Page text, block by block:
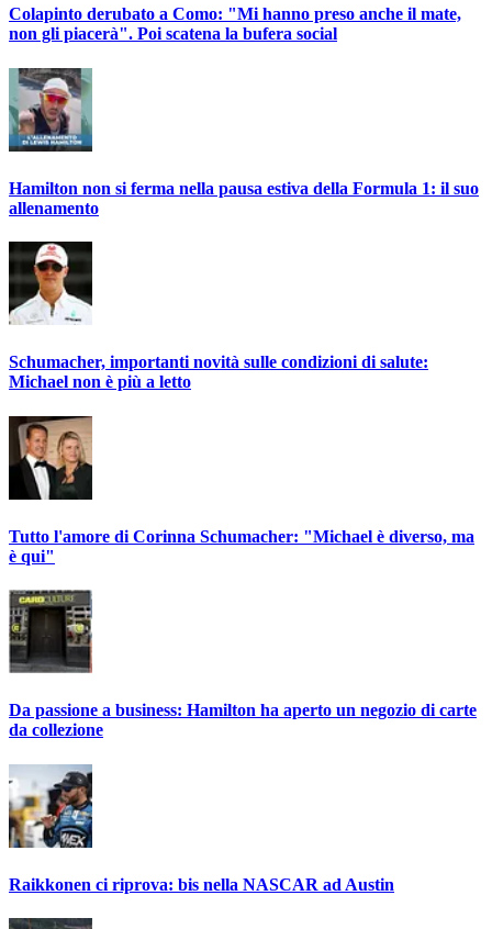
Colapinto derubato a Como: "Mi hanno preso anche il mate,
non gli piacerà". Poi scatena la bufera social
Hamilton non si ferma nella pausa estiva della Formula 1: il suo
allenamento
Schumacher, importanti novità sulle condizioni di salute:
Michael non è più a letto
Tutto l'amore di Corinna Schumacher: "Michael è diverso, ma
è qui"
Da passione a business: Hamilton ha aperto un negozio di carte
da collezione
Raikkonen ci riprova: bis nella NASCAR ad Austin